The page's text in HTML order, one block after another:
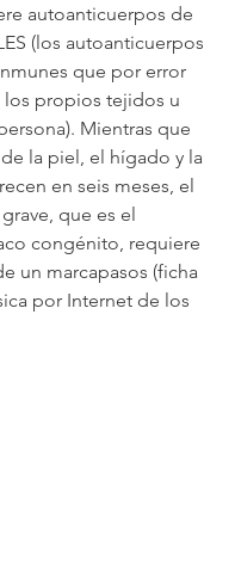
autoanticuerpos de
(los autoanticuerpos
que por error
los propios tejidos u
Mientras que
la piel, el hígado y la
en seis meses, el
que es el
congénito, requiere
un marcapasos (ficha
por Internet de los